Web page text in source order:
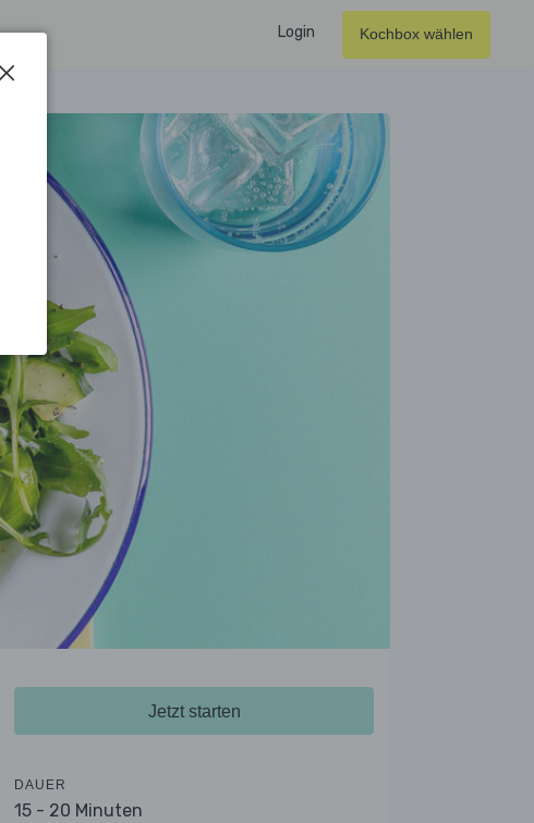
Login Kochbox wählen
Jetzt starten
DAUER
15 - 20 Minuten